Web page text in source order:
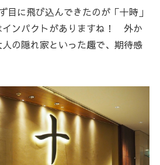
に飛び込んできたのが「十時」
インパクトがありますね！ 外か
の隠れ家といった趣で、期待感